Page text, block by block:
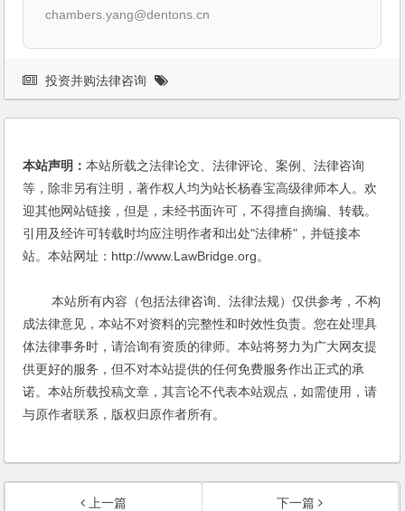
chambers.yang@dentons.cn
投资并购法律咨询
本站声明：本站所载之法律论文、法律评论、案例、法律咨询
等，除非另有注明，著作权人均为站长杨春宝高级律师本人。欢
迎其他网站链接，但是，未经书面许可，不得擅自摘编、转载。
引用及经许可转载时均应注明作者和出处"法律桥"，并链接本
站。本站网址：http://www.LawBridge.org。
本站所有内容（包括法律咨询、法律法规）仅供参考，不构
成法律意见，本站不对资料的完整性和时效性负责。您在处理具
体法律事务时，请洽询有资质的律师。本站将努力为广大网友提
供更好的服务，但不对本站提供的任何免费服务作出正式的承
诺。本站所载投稿文章，其言论不代表本站观点，如需使用，请
与原作者联系，版权归原作者所有。
上一篇
下一篇